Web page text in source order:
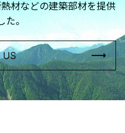
材などの建築部材を提供
た。
US